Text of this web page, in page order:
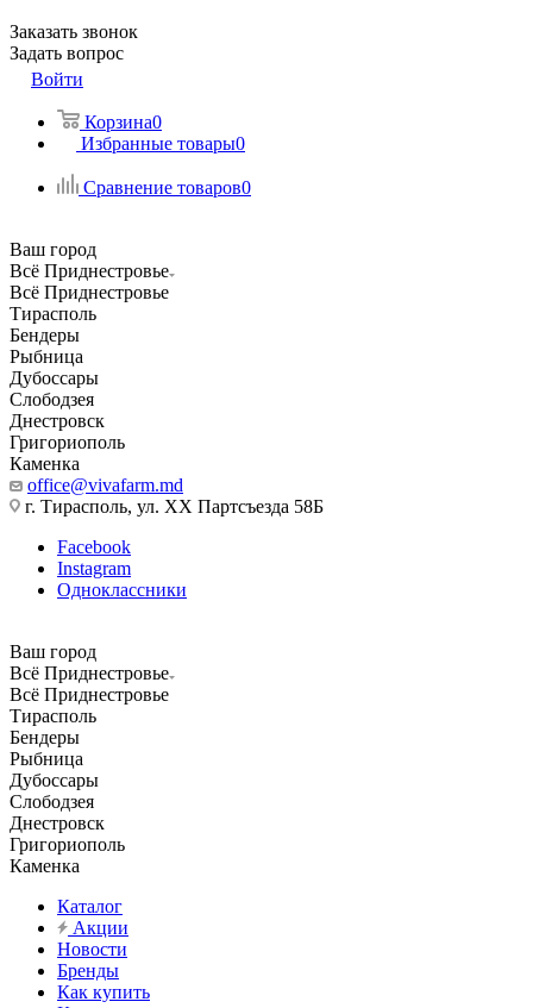
Заказать звонок
Задать вопрос
Войти
Корзина0
Избранные товары0
Сравнение товаров0
Ваш город
Всё Приднестровье
Всё Приднестровье
Тирасполь
Бендеры
Рыбница
Дубоссары
Слободзея
Днестровск
Григориополь
Каменка
office@vivafarm.md
г. Тирасполь, ул. ХХ Партсъезда 58Б
Facebook
Instagram
Одноклассники
Ваш город
Всё Приднестровье
Всё Приднестровье
Тирасполь
Бендеры
Рыбница
Дубоссары
Слободзея
Днестровск
Григориополь
Каменка
Каталог
Акции
Новости
Бренды
Как купить